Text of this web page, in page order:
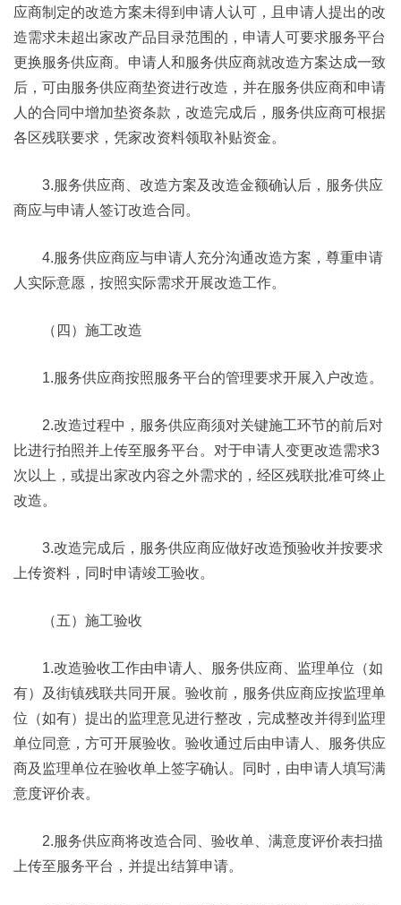
应商制定的改造方案未得到申请人认可，且申请人提出的改
造需求未超出家改产品目录范围的，申请人可要求服务平台
更换服务供应商。申请人和服务供应商就改造方案达成一致
后，可由服务供应商垫资进行改造，并在服务供应商和申请
人的合同中增加垫资条款，改造完成后，服务供应商可根据
各区残联要求，凭家改资料领取补贴资金。
3.服务供应商、改造方案及改造金额确认后，服务供应
商应与申请人签订改造合同。
4.服务供应商应与申请人充分沟通改造方案，尊重申请
人实际意愿，按照实际需求开展改造工作。
（四）施工改造
1.服务供应商按照服务平台的管理要求开展入户改造。
2.改造过程中，服务供应商须对关键施工环节的前后对
比进行拍照并上传至服务平台。对于申请人变更改造需求3
次以上，或提出家改内容之外需求的，经区残联批准可终止
改造。
3.改造完成后，服务供应商应做好改造预验收并按要求
上传资料，同时申请竣工验收。
（五）施工验收
1.改造验收工作由申请人、服务供应商、监理单位（如
有）及街镇残联共同开展。验收前，服务供应商应按监理单
位（如有）提出的监理意见进行整改，完成整改并得到监理
单位同意，方可开展验收。验收通过后由申请人、服务供应
商及监理单位在验收单上签字确认。同时，由申请人填写满
意度评价表。
2.服务供应商将改造合同、验收单、满意度评价表扫描
上传至服务平台，并提出结算申请。